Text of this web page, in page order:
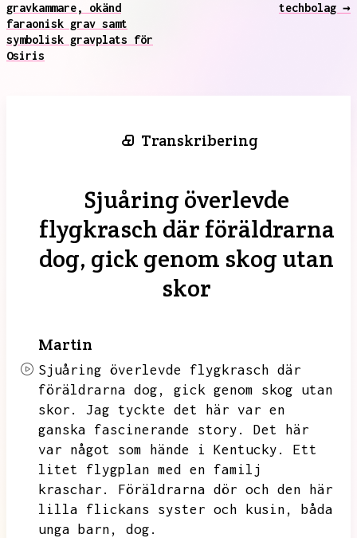
gravkammare, okänd
faraonisk grav samt
symbolisk gravplats för
Osiris
techbolag →
Transkribering
Sjuåring överlevde
flygkrasch där föräldrarna
dog, gick genom skog utan
skor
Martin
Sjuåring överlevde flygkrasch där
föräldrarna dog,
gick genom skog utan
skor.
Jag tyckte det här var en
ganska fascinerande story.
Det här
var något som hände i Kentucky.
Ett
litet flygplan med en familj
kraschar.
Föräldrarna dör och den här
lilla flickans syster och kusin,
båda
unga barn,
dog.